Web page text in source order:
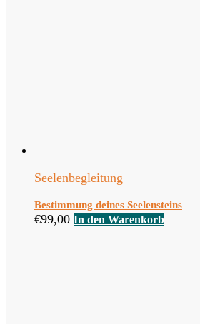
Seelenbegleitung
Bestimmung deines Seelensteins
€99,00 In den Warenkorb